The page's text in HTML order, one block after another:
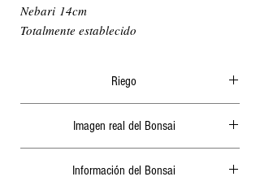
Nebari 14cm
Totalmente establecido
Riego
abundante, generalmente por la mañana o a
ultima hora de la tarde, nunca cuando le de el
sol ya que podría quemar las hojas o algunas
Imagen real del Bonsai
nuestra página web.
Información del Bonsai